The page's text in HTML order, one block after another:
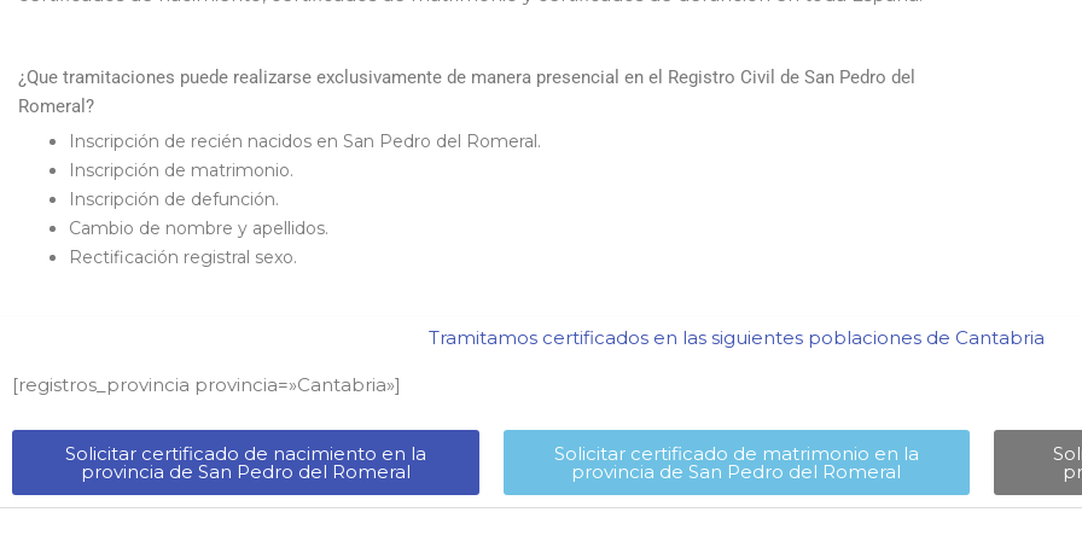
¿Que tramitaciones puede realizarse exclusivamente de manera presencial en el Registro Civil de San Pedro del
Romeral?
Inscripción de recién nacidos en San Pedro del Romeral.
Inscripción de matrimonio.
Inscripción de defunción.
Cambio de nombre y apellidos.
Rectificación registral sexo.
Tramitamos certificados en las siguientes poblaciones de Cantabria​
[registros_provincia provincia=»Cantabria​»]
Solicitar certificado de nacimiento en la
provincia de San Pedro del Romeral​
Solicitar certificado de matrimonio en la
provincia de San Pedro del Romeral​